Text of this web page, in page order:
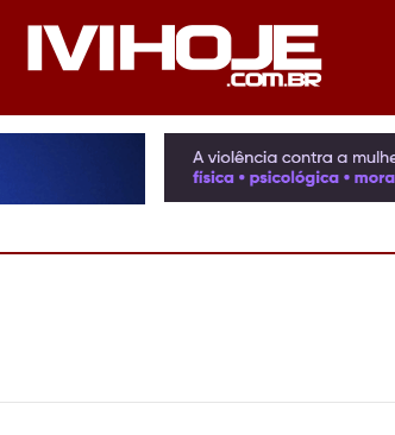
FALE CONOSCO